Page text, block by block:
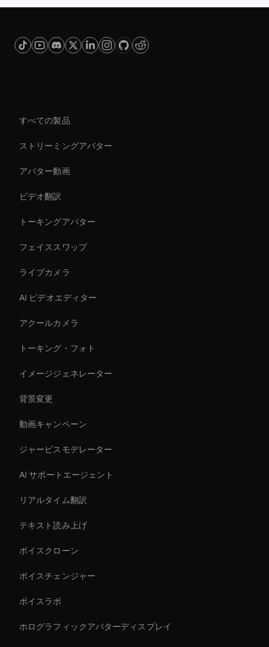
すべての製品
ストリーミングアバター
アバター動画
ビデオ翻訳
トーキングアバター
フェイススワップ
ライブカメラ
AI ビデオエディター
アクールカメラ
トーキング・フォト
イメージジェネレーター
背景変更
動画キャンペーン
ジャービスモデレーター
AI サポートエージェント
リアルタイム翻訳
テキスト読み上げ
ボイスクローン
ボイスチェンジャー
ボイスラボ
ホログラフィックアバターディスプレイ